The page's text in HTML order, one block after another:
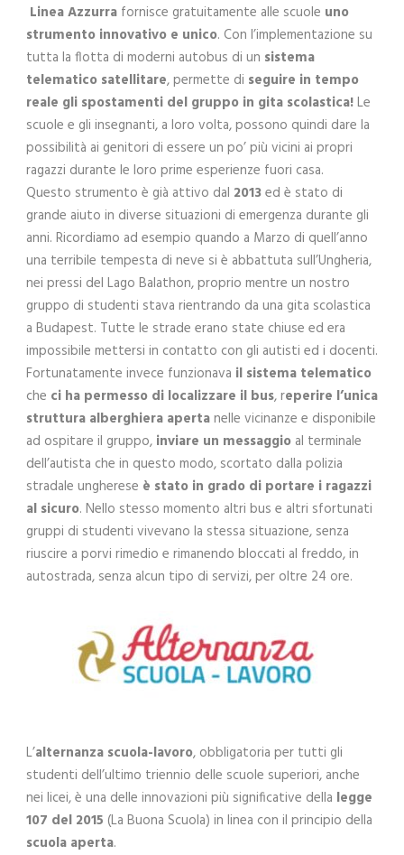
Linea Azzurra fornisce gratuitamente alle scuole uno
strumento innovativo e unico. Con l’implementazione su
tutta la flotta di moderni autobus di un sistema
telematico satellitare, permette di seguire in tempo
reale gli spostamenti del gruppo in gita scolastica!Le
scuole e gli insegnanti, a loro volta, possono quindi dare la
possibilità ai genitori di essere un po’ più vicini ai propri
ragazzi durante le loro prime esperienze fuori casa.
Questo strumento è già attivo dal 2013ed è stato di
grande aiuto in diverse situazioni di emergenza durante gli
anni. Ricordiamo ad esempio quando a Marzo di quell’anno
una terribile tempesta di neve si è abbattuta sull’Ungheria,
nei pressi del Lago Balathon, proprio mentre un nostro
gruppo di studenti stava rientrando da una gita scolastica
a Budapest. Tutte le strade erano state chiuse ed era
impossibile mettersi in contatto con gli autisti ed i docenti.
Fortunatamente invece funzionava il sistema telematico
che ci ha permesso di localizzare il bus, reperire l’unica
struttura alberghiera apertanelle vicinanze e disponibile
ad ospitare il gruppo, inviare un messaggio al terminale
dell’autista che in questo modo, scortato dalla polizia
stradale ungherese è stato in grado di portare i ragazzi
al sicuro. Nello stesso momento altri bus e altri sfortunati
gruppi di studenti vivevano la stessa situazione, senza
riuscire a porvi rimedio e rimanendo bloccati al freddo, in
autostrada, senza alcun tipo di servizi, per oltre 24 ore.
L’alternanza scuola-lavoro, obbligatoria per tutti gli
studenti dell’ultimo triennio delle scuole superiori, anche
nei licei, è una delle innovazioni più significative della legge
107 del 2015 (La Buona Scuola) in linea con il principio della
scuola aperta.